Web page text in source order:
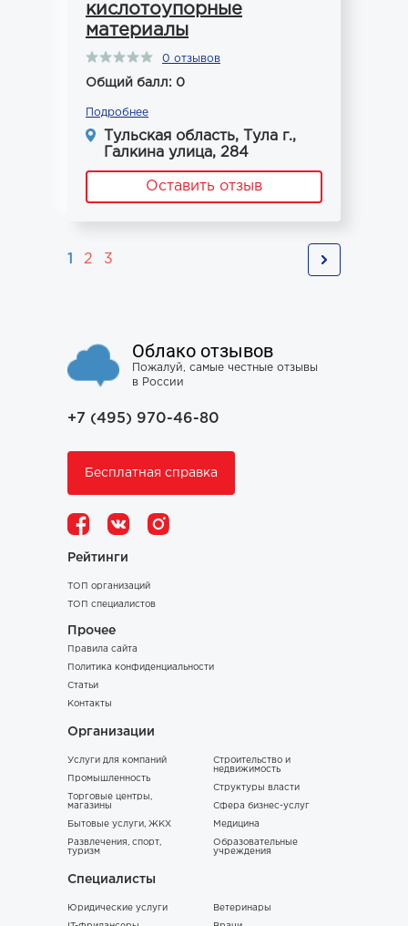
кислотоупорные
материалы
0 отзывов
Общий балл: 0
Подробнее
Тульская область, Тула г.,
Галкина улица, 284
Оставить отзыв
1 2 3
Облако отзывов
Пожалуй, самые честные отзывы
в России
+7 (495) 970-46-80
Бесплатная справка
Рейтинги
ТОП организаций
ТОП специалистов
Прочее
Правила сайта
Политика конфиденциальности
Статьи
Контакты
Организации
Услуги для компаний
Промышленность
Торговые центры,
магазины
Бытовые услуги, ЖКХ
Развлечения, спорт,
туризм
Строительство и
недвижимость
Структуры власти
Сфера бизнес-услуг
Медицина
Образовательные
учреждения
Специалисты
Юридические услуги Ветеринары